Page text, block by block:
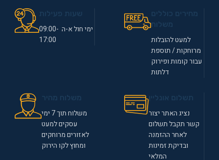
למעט להובלות
מרוחקות / תוספת
עבור קומות ופירוק
דלתות
ימי חול א-ה 09:00-
17:00
נציג האתר יצור
קשר תקבל תשלום
לאחר ההזמנה
ובדיקת זמינות
המלאי
משלוח תוך 7 ימי
עסקים למעט
לאזורים מרוחקים
ומחוץ לקו הירוק